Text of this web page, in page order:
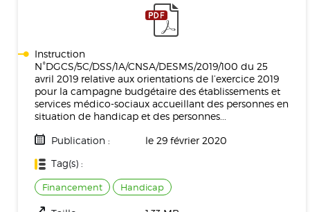
Instruction
N°DGCS/5C/DSS/1A/CNSA/DESMS/2019/100 du 25
avril 2019 relative aux orientations de l’exercice 2019
pour la campagne budgétaire des établissements et
services médico-sociaux accueillant des personnes en
situation de handicap et des personnes...
Publication :
le 29 février 2020
Tag(s) :
Financement Handicap